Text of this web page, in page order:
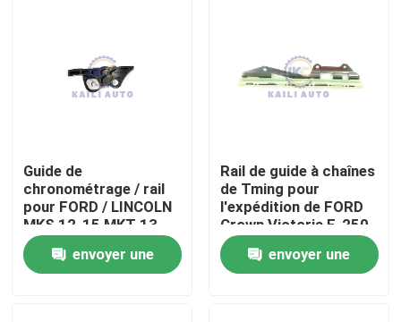
À la maison
Produits
Guide de
chronométrage / rail
pour FORD / LINCOLN
MKS 12-15 MKT 13-
15 MKZ 11-12
Explorer MKS Flex
Intercepteur
envoyer une
Rail de guide à chaînes
de Tming pour
l'expédition de FORD
Crown Victoria F-250
F-150 4.6L 281Cu
V8GAS SOHC
F3AZ6K297A
envoyer une